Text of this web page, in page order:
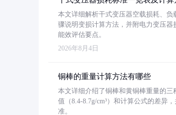
本文详细解析干式变压器空载损耗、负
骤说明变损计算方法，并附电力变压器
能效评估要点。
2026年8月4日
铜棒的重量计算方法有哪些
本文详细介绍了铜棒和黄铜棒重量的
值（8.4-8.7g/cm³）和计算公式的差异
准。